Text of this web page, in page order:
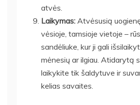
atvės.
Laikymas: Atvėsusią
vėsioje, tamsioje vietoje –
sandėliuke, kur ji gali
mėnesių ar ilgiau. Atidarytą
laikykite tik šaldytuve ir
kelias savaites.